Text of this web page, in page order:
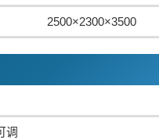
2500×2300×3500
调